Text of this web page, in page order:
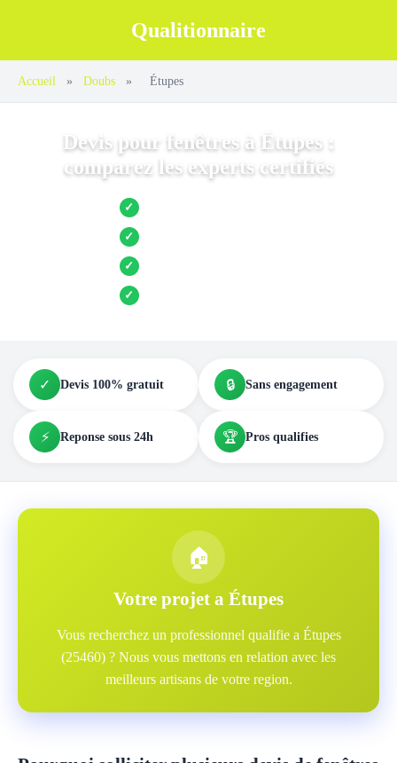
Qualitionnaire
Accueil » Doubs » Étupes
Devis pour fenêtres à Étupes :
comparez les experts certifiés
✓ Jusqu’à 3 devis comparés
✓ Entreprises locales vérifiées
✓ Pose garantie
✓ Aides et primes incluses
✓ Devis 100% gratuit 🔒 Sans engagement
⚡ Reponse sous 24h 🏆 Pros qualifies
🏠
Votre projet a Étupes
Vous recherchez un professionnel qualifie a Étupes
(25460) ? Nous vous mettons en relation avec les
meilleurs artisans de votre region.